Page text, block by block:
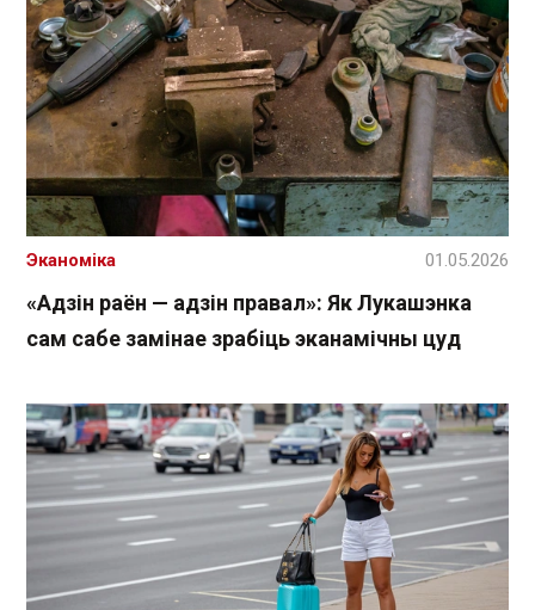
«Адзін раён — адзін правал»: Як Лукашэнка
сам сабе замінае зрабіць эканамічны цуд
Эканоміка 01.05.2026